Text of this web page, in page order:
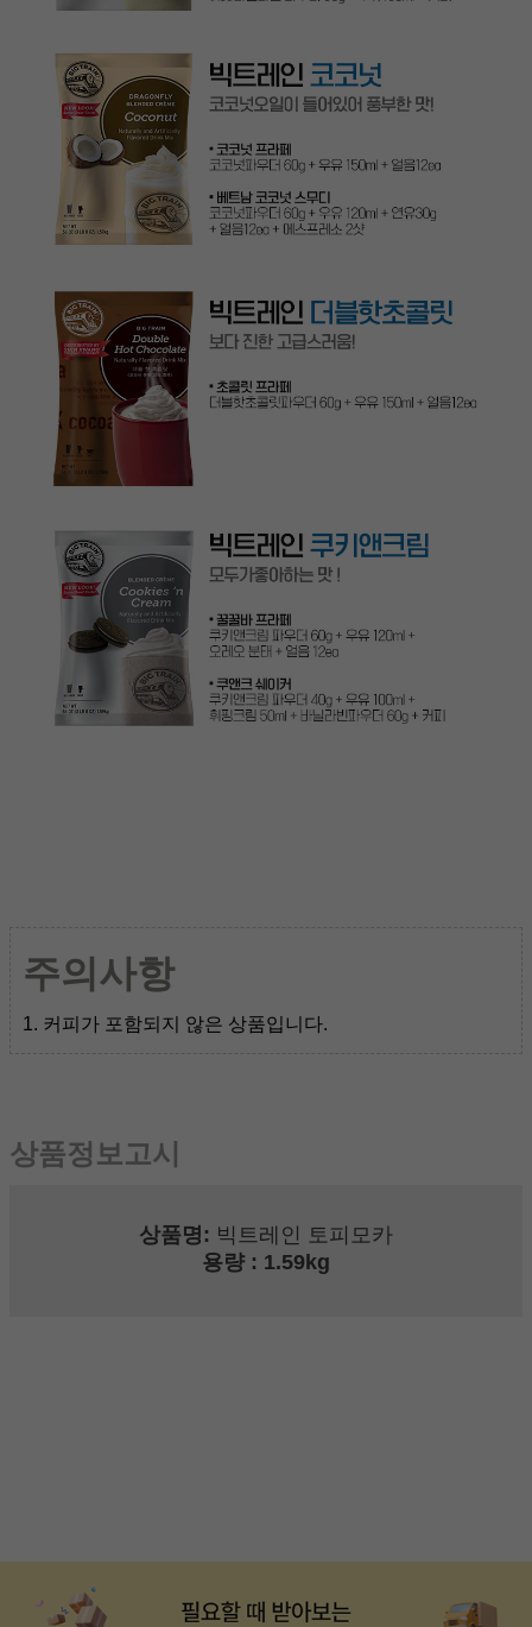
주의사항
1. 커피가 포함되지 않은 상품입니다.
상품정보고시
상품명: 빅트레인 토피모카
용량 : 1.59kg